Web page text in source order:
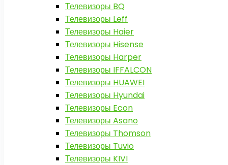
Телевизоры BQ
Телевизоры Leff
Телевизоры Haier
Телевизоры Hisense
Телевизоры Harper
Телевизоры IFFALCON
Телевизоры HUAWEI
Телевизоры Hyundai
Телевизоры Econ
Телевизоры Asano
Телевизоры Thomson
Телевизоры Tuvio
Телевизоры KIVI